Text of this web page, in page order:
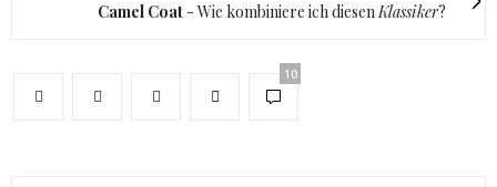
Camel Coat - Wie kombiniere ich diesenKlassiker?
10